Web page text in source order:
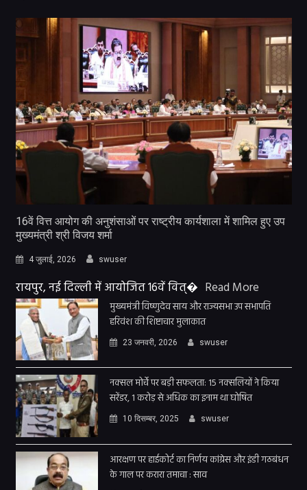
16वें वित्त आयोग की अनुशंसाओं पर राष्ट्रीय कार्यशाला में शामिल हुए उप
मुख्यमंत्री श्री विजय शर्मा
4 जुलाई, 2026 swuser
रायपुर, नई दिल्ली में आयोजित 16वें वित्� Read More
मुख्यमंत्री विष्णुदेव साय और राज्यसभा उप सभापति
हरिवंश की शिष्टाचार मुलाकात
23 जनवरी, 2026 swuser
नक्सल मोर्चे पर बड़ी सफलता: 15 नक्सलियों ने किया
सरेंडर, 1 करोड़ से अधिक का इनाम था घोषित
10 दिसम्बर, 2025 swuser
आरक्षण पर हाईकोर्ट का निर्णय कांग्रेस और इंडी गठबंधन
के गाल पर करारा तमाचा : साव